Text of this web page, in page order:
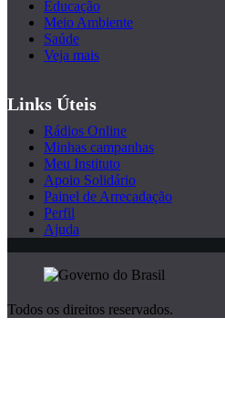
Educação
Meio Ambiente
Saúde
Veja mais
Links Úteis
Rádios Online
Minhas campanhas
Meu Instituto
Apoio Solidário
Painel de Arrecadação
Perfil
Ajuda
Todos os direitos reservados.